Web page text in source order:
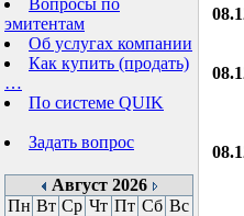
Вопросы по
эмитентам
Об услугах компании
Как купить (продать)
…
По системе QUIK
Задать вопрос
Август 2026
Пн Вт Ср Чт Пт Сб Вс